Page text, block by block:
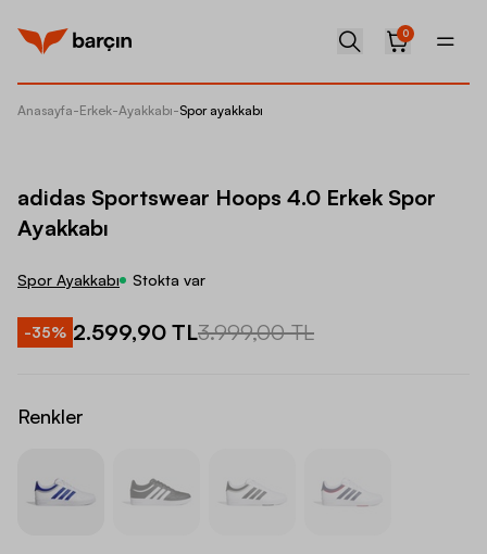
0
Anasayfa-Erkek-Ayakkabı-Spor ayakkabı
adidas Sportswear Hoops 4.0 Erkek Spor
Ayakkabı
Spor Ayakkabı Stokta var
-35% 2.599,90 TL3.999,00 TL
Renkler